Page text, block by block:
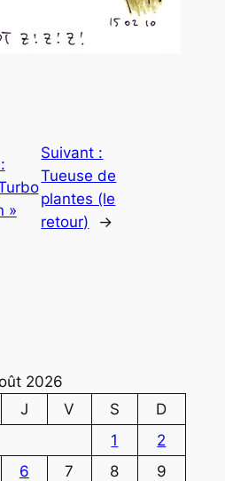
»
Suivant :
Tueuse de
plantes (le
retour)
→
2026
J V S
D
1
2
6 7 8
9